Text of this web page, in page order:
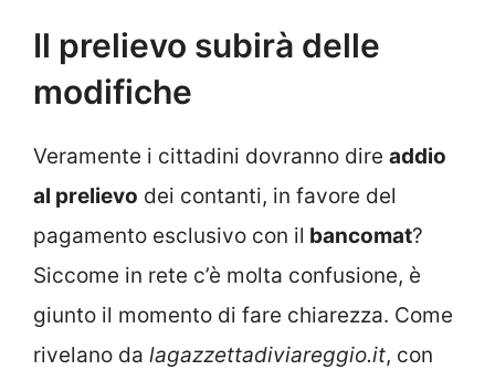
Il prelievo subirà delle
modifiche
Veramente i cittadini dovranno dire addio
al prelievo dei contanti, in favore del
pagamento esclusivo con il bancomat?
Siccome in rete c’è molta confusione, è
giunto il momento di fare chiarezza. Come
rivelano da lagazzettadiviareggio.it, con